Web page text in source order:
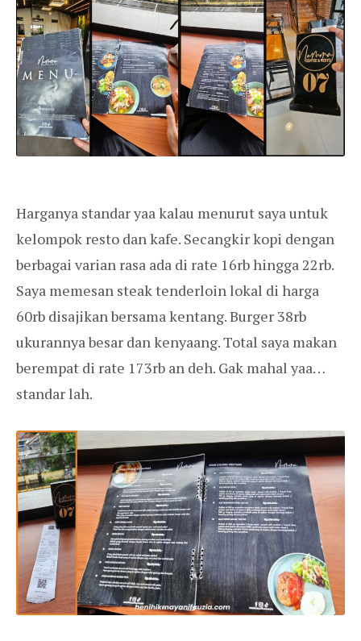
Harganya standar yaa kalau menurut saya untuk
kelompok resto dan kafe. Secangkir kopi dengan
berbagai varian rasa ada di rate 16rb hingga 22rb.
Saya memesan steak tenderloin lokal di harga
60rb disajikan bersama kentang. Burger 38rb
ukurannya besar dan kenyaang. Total saya makan
berempat di rate 173rb an deh. Gak mahal yaa…
standar lah.